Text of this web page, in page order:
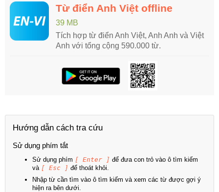
Từ điển Anh Việt offline
39 MB
Tích hợp từ điển Anh Việt, Anh Anh và Việt
Anh với tổng cộng 590.000 từ.
Hướng dẫn cách tra cứu
Sử dụng phím tắt
Sử dụng phím [ Enter ] để đưa con trỏ vào ô tìm kiếm
và [ Esc ] để thoát khỏi.
Nhập từ cần tìm vào ô tìm kiếm và xem các từ được gợi ý
hiện ra bên dưới.